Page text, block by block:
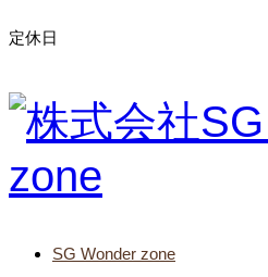
定休日
SG Wonder zone